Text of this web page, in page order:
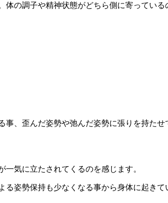
の調子や精神状態がどちら側に寄っている
、歪んだ姿勢や弛んだ姿勢に張りを持たせ
気に立たされてくるのを感じます。
姿勢保持も少なくなる事から身体に起きて